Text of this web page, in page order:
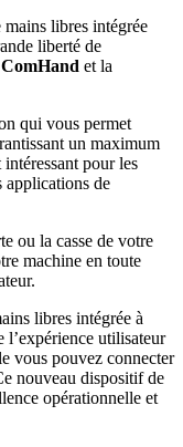
mains libres intégrée
liberté de
ComHand et la
qui vous permet
un maximum
pour les
applications de
ou la casse de votre
machine en toute
libres intégrée à
l’expérience utilisateur
vous pouvez connecter
nouveau dispositif de
opérationnelle et